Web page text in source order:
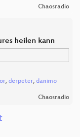
Chaosradio
heilen kann
, derpeter, danimo
Chaosradio